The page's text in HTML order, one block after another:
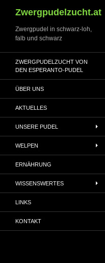
Zwergpudelzucht.at
Zwergpudel in schwarz-loh,
falb und schwarz
ZWERGPUDELZUCHT VON
DEN ESPERANTO-PUDEL
ÜBER UNS
AKTUELLES
UNSERE PUDEL
WELPEN
ERNÄHRUNG
WISSENSWERTES
LINKS
KONTAKT